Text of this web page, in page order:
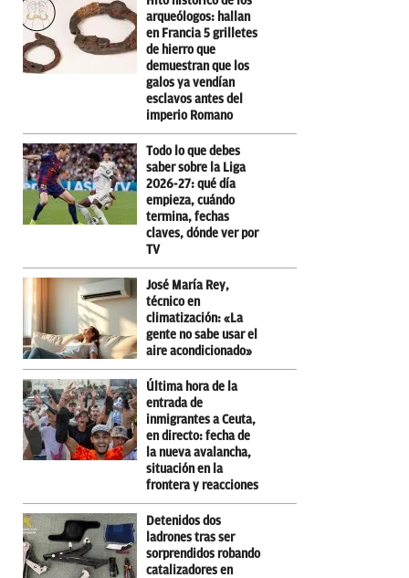
arqueólogos: hallan
en Francia 5 grilletes
de hierro que
demuestran que los
galos ya vendían
esclavos antes del
imperio Romano
Todo lo que debes
saber sobre la Liga
2026-27: qué día
empieza, cuándo
termina, fechas
claves, dónde ver por
TV
José María Rey,
técnico en
climatización: «La
gente no sabe usar el
aire acondicionado»
Última hora de la
entrada de
inmigrantes a Ceuta,
en directo: fecha de
la nueva avalancha,
situación en la
frontera y reacciones
Detenidos dos
ladrones tras ser
sorprendidos robando
catalizadores en